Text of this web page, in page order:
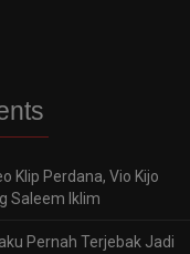
Klip Perdana, Vio Kijo
Saleem Iklim
Pernah Terjebak Jadi